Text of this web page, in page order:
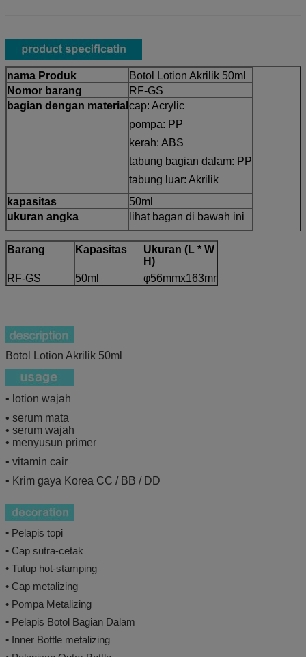
nama Produk
Botol Lotion Akrilik 50ml
Nomor barang
RF-GS
bagian dengan material cap: Acrylic
pompa: PP
kerah: ABS
tabung bagian dalam: PP
tabung luar: Akrilik
kapasitas
50ml
ukuran angka
lihat bagan di bawah ini
Barang Kapasitas
Ukuran (L * W *
H)
RF-GS
50ml φ56mmx163mm
Botol Lotion Akrilik 50ml
• lotion wajah
• serum mata
• serum wajah
• menyusun primer
• vitamin cair
• Krim gaya Korea CC / BB / DD
• Pelapis topi
• Cap sutra-cetak
• Tutup hot-stamping
• Cap metalizing
• Pompa Metalizing
• Pelapis Botol Bagian Dalam
• Inner Bottle metalizing